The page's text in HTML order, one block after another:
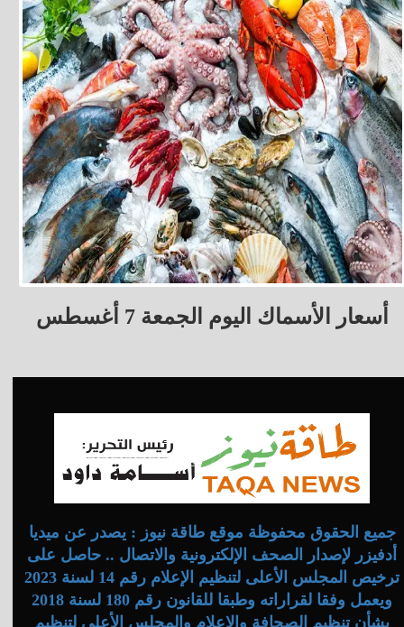
أسعار الأسماك اليوم الجمعة 7 أغسطس
جميع الحقوق محفوظة موقع طاقة نيوز : يصدر عن ميديا
أدفيزر لإصدار الصحف الإلكترونية والاتصال .. حاصل على
ترخيص المجلس الأعلى لتنظيم الإعلام رقم 14 لسنة 2023
ويعمل وفقا لقراراته وطبقا للقانون رقم 180 لسنة 2018
بشأن تنظيم الصحافة والإعلام والمجلس الأعلى لتنظيم